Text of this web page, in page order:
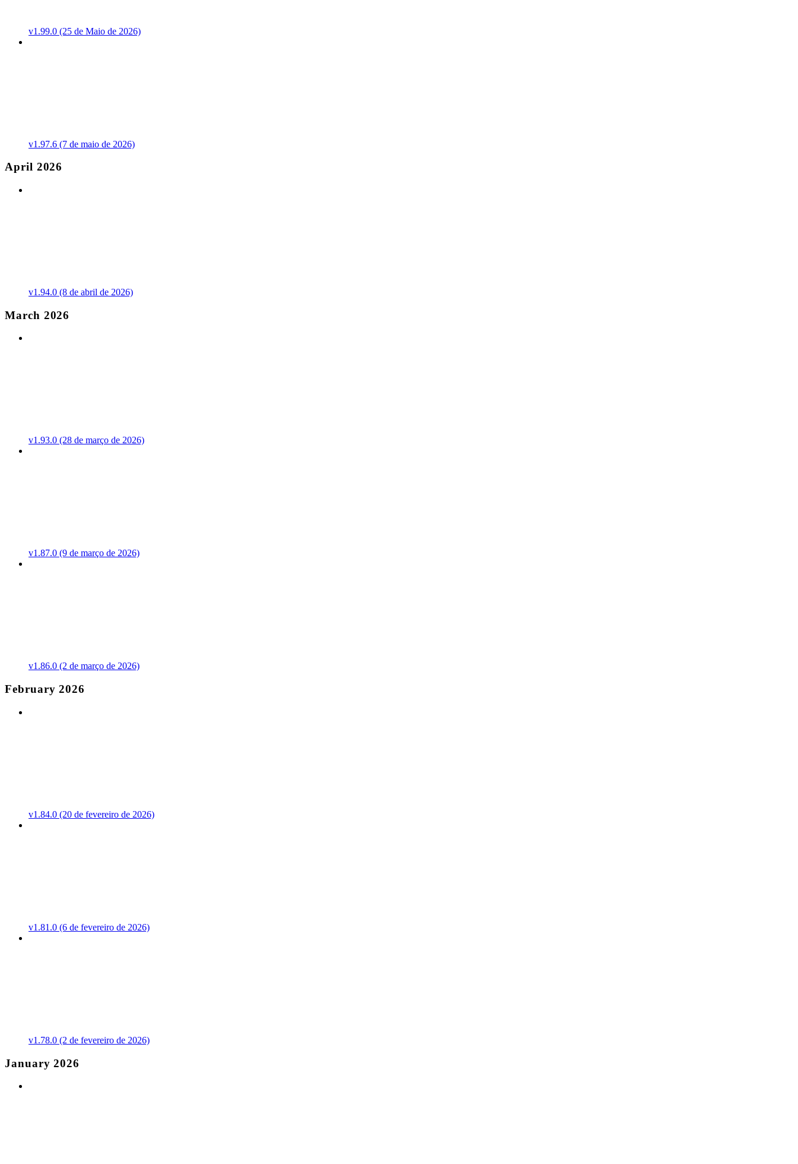
v1.99.0 (25 de Maio de 2026)
v1.97.6 (7 de maio de 2026)
April 2026
v1.94.0 (8 de abril de 2026)
March 2026
v1.93.0 (28 de março de 2026)
v1.87.0 (9 de março de 2026)
v1.86.0 (2 de março de 2026)
February 2026
v1.84.0 (20 de fevereiro de 2026)
v1.81.0 (6 de fevereiro de 2026)
v1.78.0 (2 de fevereiro de 2026)
January 2026